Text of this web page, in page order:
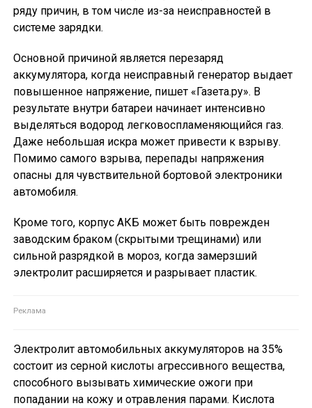
ряду причин, в том числе из-за неисправностей в
системе зарядки.
Основной причиной является перезаряд
аккумулятора, когда неисправный генератор выдает
повышенное напряжение, пишет «Газета.ру». В
результате внутри батареи начинает интенсивно
выделяться водород легковоспламеняющийся газ.
Даже небольшая искра может привести к взрыву.
Помимо самого взрыва, перепады напряжения
опасны для чувствительной бортовой электроники
автомобиля.
Кроме того, корпус АКБ может быть поврежден
заводским браком (скрытыми трещинами) или
сильной разрядкой в мороз, когда замерзший
электролит расширяется и разрывает пластик.
Электролит автомобильных аккумуляторов на 35%
состоит из серной кислоты агрессивного вещества,
способного вызывать химические ожоги при
попадании на кожу и отравления парами. Кислота